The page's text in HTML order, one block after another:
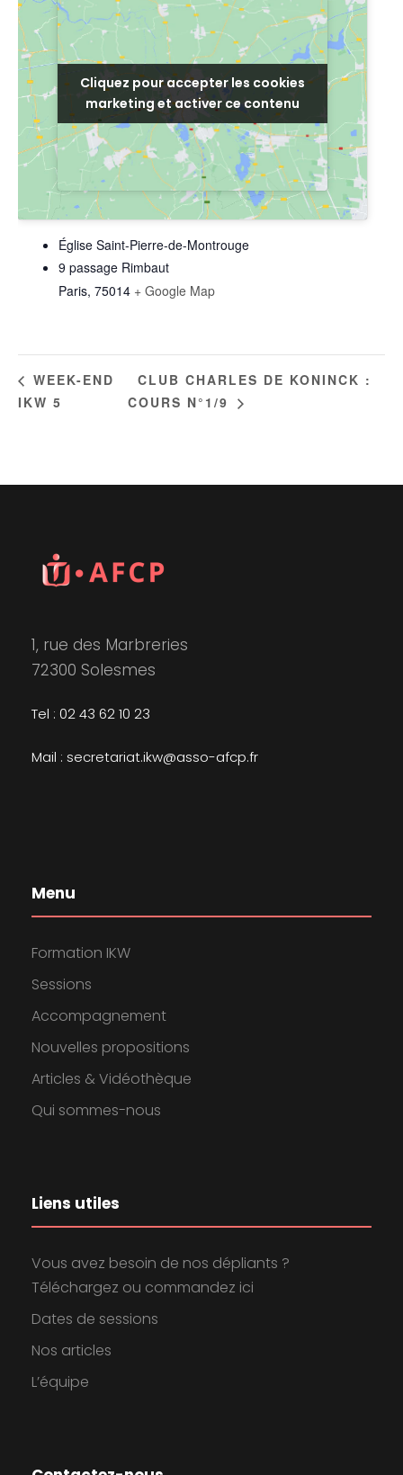
LIEU
Église Saint-Pierre-de-Montrouge
9 passage Rimbaut
Paris, 75014 + Google Map
Cliquez pour accepter les cookies
marketing et activer ce contenu
Cliquez pour accepter les cookies
marketing et activer ce contenu
WEEK-END
IKW 5
CLUB CHARLES DE KONINCK :
COURS N°1/9
1, rue des Marbreries
72300 Solesmes
Tel : 02 43 62 10 23
Mail : secretariat.ikw@asso-afcp.fr
Menu
Formation IKW
Sessions
Accompagnement
Nouvelles propositions
Articles & Vidéothèque
Qui sommes-nous
Liens utiles
Vous avez besoin de nos dépliants ?
Téléchargez ou commandez ici
Dates de sessions
Nos articles
L’équipe